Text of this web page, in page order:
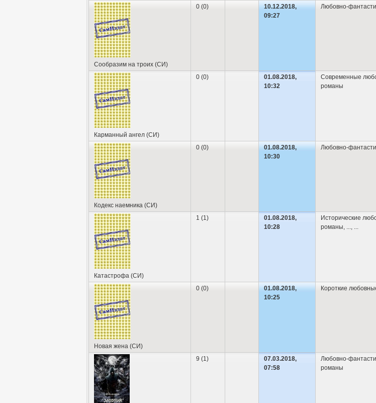
Сообразим на троих (СИ)
0 (0)
10.12.2018,
09:27
Любовно-
Карманный ангел (СИ)
0 (0)
01.08.2018,
10:32
Современные
романы
Кодекс наемника (СИ)
0 (0)
01.08.2018,
10:30
Любовно-
Катастрофа (СИ)
1 (1)
01.08.2018,
10:28
Исторические
романы
Новая жена (СИ)
0 (0)
01.08.2018,
10:25
Короткие
9 (1)
07.03.2018,
07:58
Любовно-
романы